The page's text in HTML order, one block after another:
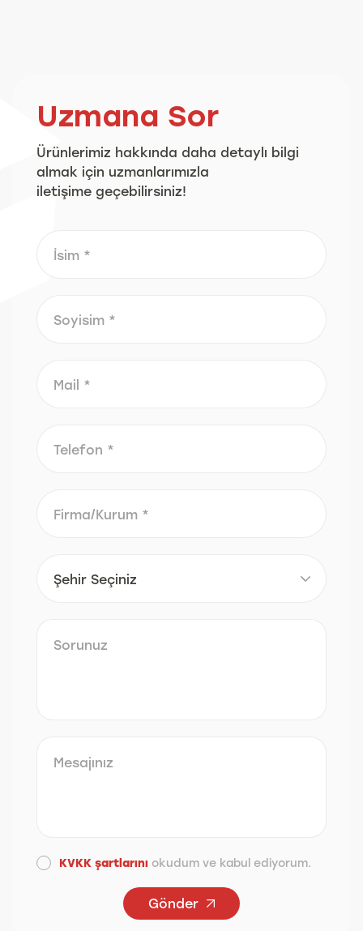
Uzmana Sor
Ürünlerimiz hakkında daha detaylı bilgi
almak için uzmanlarımızla
iletişime geçebilirsiniz!
KVKK şartlarını okudum ve kabul ediyorum.
Gönder